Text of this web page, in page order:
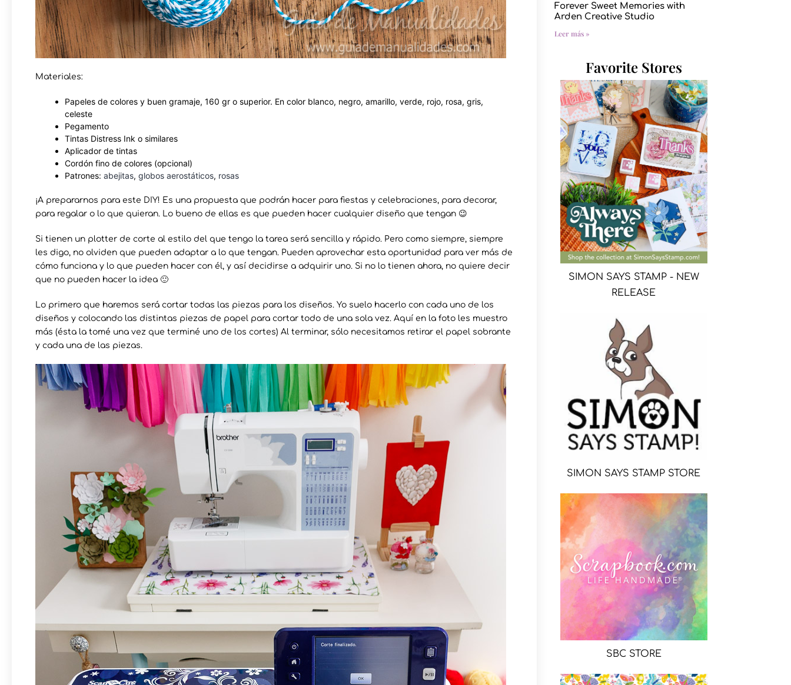
Materiales:
Papeles de colores y buen gramaje, 160 gr o superior. En color blanco, negro, amarillo, verde, rojo, rosa, gris,
celeste
Pegamento
Tintas Distress Ink o similares
Aplicador de tintas
Cordón fino de colores (opcional)
Patrones: abejitas, globos aerostáticos, rosas
¡A prepararnos para este DIY! Es una propuesta que podrán hacer para fiestas y celebraciones, para decorar,
para regalar o lo que quieran. Lo bueno de ellas es que pueden hacer cualquier diseño que tengan 😉
Si tienen un plotter de corte al estilo del que tengo la tarea será sencilla y rápido. Pero como siempre, siempre
les digo, no olviden que pueden adaptar a lo que tengan. Pueden aprovechar esta oportunidad para ver más de
cómo funciona y lo que pueden hacer con él, y así decidirse a adquirir uno. Si no lo tienen ahora, no quiere decir
que no pueden hacer la idea 🙂
Lo primero que haremos será cortar todas las piezas para los diseños. Yo suelo hacerlo con cada uno de los
diseños y colocando las distintas piezas de papel para cortar todo de una sola vez. Aquí en la foto les muestro
más (ésta la tomé una vez que terminé uno de los cortes) Al terminar, sólo necesitamos retirar el papel sobrante
y cada una de las piezas.
Forever Sweet Memories with
Arden Creative Studio
Leer más »
Favorite Stores
SIMON SAYS STAMP - NEW
RELEASE
SIMON SAYS STAMP STORE
SBC STORE